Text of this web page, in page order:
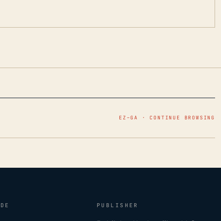
EZ–GA · CONTINUE BROWSING
PUBLISHER